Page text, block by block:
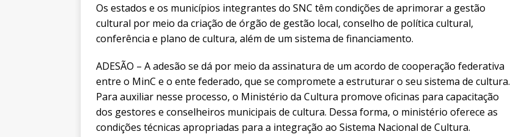
Os estados e os municípios integrantes do SNC têm condições de aprimorar a gestão
cultural por meio da criação de órgão de gestão local, conselho de política cultural,
conferência e plano de cultura, além de um sistema de financiamento.
ADESÃO – A adesão se dá por meio da assinatura de um acordo de cooperação federativa
entre o MinC e o ente federado, que se compromete a estruturar o seu sistema de cultura.
Para auxiliar nesse processo, o Ministério da Cultura promove oficinas para capacitação
dos gestores e conselheiros municipais de cultura. Dessa forma, o ministério oferece as
condições técnicas apropriadas para a integração ao Sistema Nacional de Cultura.